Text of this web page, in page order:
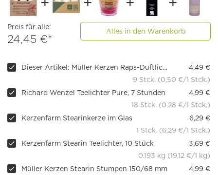
Preis für alle:
24,45 €*
Alles in den Warenkorb
Dieser Artikel: Müller Kerzen Raps-Duftlichter im klaren Behälter
4,49 €
9 Stck. (0,50 €/1 Stck.)
Richard Wenzel Teelichter Pure, 7 Stunden
4,99 €
18 Stck. (0,28 €/1 Stck.)
Kerzenfarm Stearinkerze im Glas
6,29 €
1 Stck. (6,29 €/1 Stck.)
Kerzenfarm Stearin Teelichter, 10 Stück
3,69 €
0.193 kg (19,12 €/1 kg)
Müller Kerzen Stearin Stumpen 150/68 mm
4,99 €